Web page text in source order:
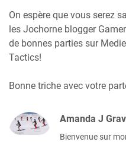
On espère que vous serez
les Jochorne blogger
de bonnes parties sur
Tactics!
Bonne triche avec votre
Amanda J
Bienvenue sur